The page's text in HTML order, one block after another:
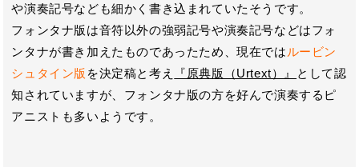
や演奏記号なども細かく書き込まれていたそうです。
フォンタナ版は音符以外の強弱記号や演奏記号などはフォ
ンタナが書き加えたものであったため、現在では ルービン
シュタイン版 を決定稿と考え 『原典版（Urtext）』
として認
知されていますが、フォンタナ版の方を好んで演奏するピ
アニストも多いようです。